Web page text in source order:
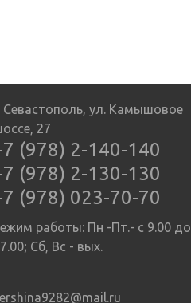
Севастополь, ул. Камышовое
27
(978) 2-140-140
(978) 2-130-130
(978) 023-70-70
работы: Пн -Пт.- с 9.00 до
Сб, Вс - вых.